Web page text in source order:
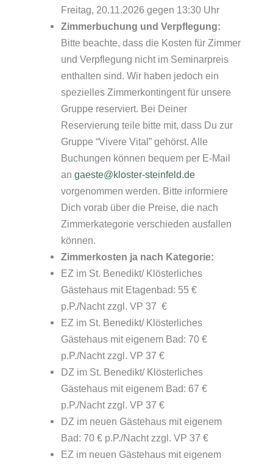
Freitag, 20.11.2026 gegen 13:30 Uhr
Zimmerbuchung und Verpflegung:
Bitte beachte, dass die Kosten für Zimmer
und Verpflegung nicht im Seminarpreis
enthalten sind. Wir haben jedoch ein
spezielles Zimmerkontingent für unsere
Gruppe reserviert. Bei Deiner
Reservierung teile bitte mit, dass Du zur
Gruppe “Vivere Vital” gehörst. Alle
Buchungen können bequem per E-Mail
angaeste@kloster-steinfeld.de
vorgenommen werden. Bitte informiere
Dich vorab über die Preise, die nach
Zimmerkategorie verschieden ausfallen
können.
Zimmerkosten ja nach Kategorie:
EZ im St. Benedikt/ Klösterliches
Gästehaus mit Etagenbad: 55 €
p.P./Nacht zzgl. VP 37 €
EZ im St. Benedikt/ Klösterliches
Gästehaus mit eigenem Bad: 70 €
p.P./Nacht zzgl. VP 37 €
DZ im St. Benedikt/ Klösterliches
Gästehaus mit eigenem Bad: 67 €
p.P./Nacht zzgl. VP 37 €
DZ im neuen Gästehaus mit eigenem
Bad: 70 € p.P./Nacht zzgl. VP 37 €
EZ im neuen Gästehaus mit eigenem